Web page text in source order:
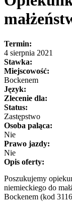
Termin:
4 sierpnia 2021
Stawka:
Miejscowość:
Bockenem
Język:
Zlecenie dla:
Status:
Zastępstwo
Osoba paląca:
Nie
Prawo jazdy:
Nie
Opis oferty:
Poszukujemy
niemieckiego do
Bockenem (kod